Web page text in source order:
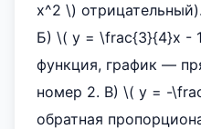
x^2 \)
Б) \( y = \frac{3}{4}x -
функция, график —
номер 2. В) \( y = -
обратная